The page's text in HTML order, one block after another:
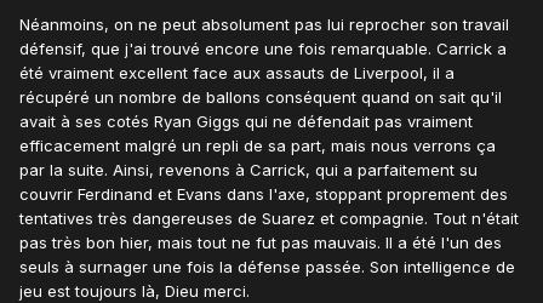
Néanmoins, on ne peut absolument pas lui reprocher son travail
défensif, que j'ai trouvé encore une fois remarquable. Carrick a
été vraiment excellent face aux assauts de Liverpool, il a
récupéré un nombre de ballons conséquent quand on sait qu'il
avait à ses cotés Ryan Giggs qui ne défendait pas vraiment
efficacement malgré un repli de sa part, mais nous verrons ça
par la suite. Ainsi, revenons à Carrick, qui a parfaitement su
couvrir Ferdinand et Evans dans l'axe, stoppant proprement des
tentatives très dangereuses de Suarez et compagnie. Tout n'était
pas très bon hier, mais tout ne fut pas mauvais. Il a été l'un des
seuls à surnager une fois la défense passée. Son intelligence de
jeu est toujours là, Dieu merci.